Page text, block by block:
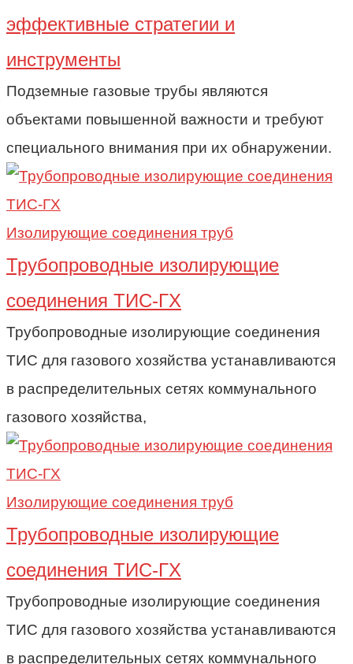
эффективные стратегии и
инструменты
Подземные газовые трубы являются
объектами повышенной важности и требуют
специального внимания при их обнаружении.
Изолирующие соединения труб
Трубопроводные изолирующие
соединения ТИС-ГХ
Трубопроводные изолирующие соединения
ТИС для газового хозяйства устанавливаются
в распределительных сетях коммунального
газового хозяйства,
Изолирующие соединения труб
Трубопроводные изолирующие
соединения ТИС-ГХ
Трубопроводные изолирующие соединения
ТИС для газового хозяйства устанавливаются
в распределительных сетях коммунального